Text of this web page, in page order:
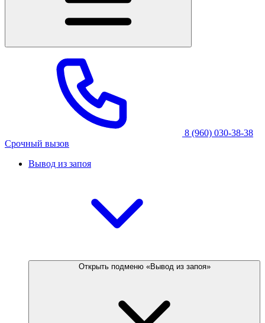
8 (960) 030-38-38
Срочный вызов
Вывод из запоя
Открыть подменю «Вывод из запоя»